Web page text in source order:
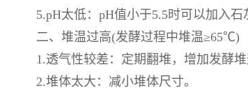
5.pH太低：pH值小于5.5时可以加入
二、堆温过高(发酵过程中堆温≥65℃)
1.透气性较差：定期翻堆，增加发酵堆
2.堆体太大：减小堆体尺寸。